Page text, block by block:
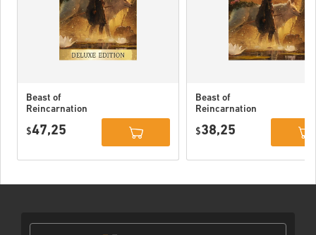
Beast of
Reincarnation
PC (STEAM)
$47,25
Beast of
Reincarnation
$38,25